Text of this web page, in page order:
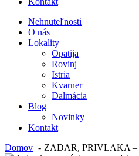
Nehnuteľnosti
O nás
Lokality
Opatija
Rovinj
Istria
Kvarner
Dalmácia
Blog
Novinky
Kontakt
Domov
ZADAR, PRIVLAKA –